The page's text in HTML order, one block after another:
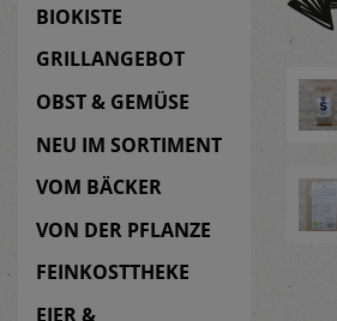
BIOKISTE
GRILLANGEBOT
OBST & GEMÜSE
NEU IM SORTIMENT
VOM BÄCKER
VON DER PFLANZE
FEINKOSTTHEKE
EIER &